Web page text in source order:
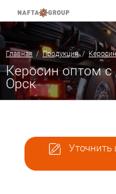
Главная /Продукция/ Керосин
Керосин оптом с
Орск